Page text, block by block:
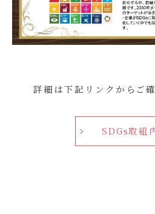
詳細は下記リンクからご
SDGs取組